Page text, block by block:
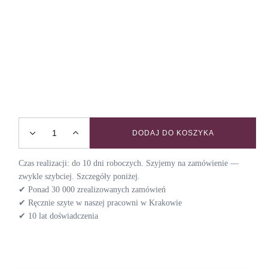
Obroża półzaciskowa POKER / SUITS quantity
DODAJ DO KOSZYKA
Czas realizacji: do 10 dni roboczych. Szyjemy na zamówienie —
zwykle szybciej. Szczegóły poniżej.
✔ Ponad 30 000 zrealizowanych zamówień
✔ Ręcznie szyte w naszej pracowni w Krakowie
✔ 10 lat doświadczenia